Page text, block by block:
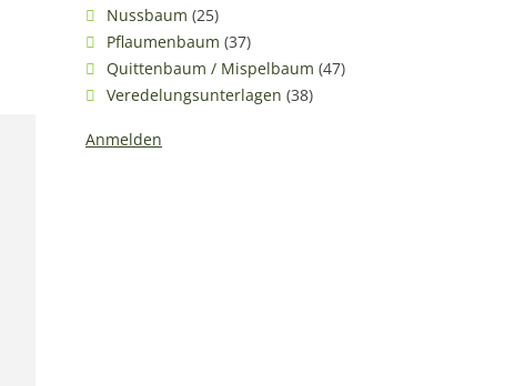
Nussbaum (25)
Pflaumenbaum (37)
Quittenbaum / Mispelbaum (47)
Veredelungsunterlagen (38)
Anmelden